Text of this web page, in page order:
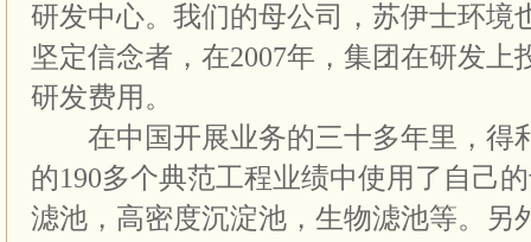
研发中心。我们的母公司，苏伊士环境
坚定信念者，在2007年，集团在研发上
研发费用。
在中国开展业务的三十多年里，得
的190多个典范工程业绩中使用了自己
滤池，高密度沉淀池，生物滤池等。另